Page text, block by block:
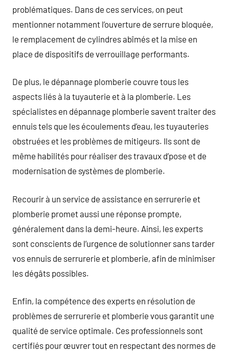
problématiques. Dans de ces services, on peut
mentionner notamment l’ouverture de serrure bloquée,
le remplacement de cylindres abîmés et la mise en
place de dispositifs de verrouillage performants.
De plus, le dépannage plomberie couvre tous les
aspects liés à la tuyauterie et à la plomberie. Les
spécialistes en dépannage plomberie savent traiter des
ennuis tels que les écoulements d’eau, les tuyauteries
obstruées et les problèmes de mitigeurs. Ils sont de
même habilités pour réaliser des travaux d’pose et de
modernisation de systèmes de plomberie.
Recourir à un service de assistance en serrurerie et
plomberie promet aussi une réponse prompte,
généralement dans la demi-heure. Ainsi, les experts
sont conscients de l’urgence de solutionner sans tarder
vos ennuis de serrurerie et plomberie, afin de minimiser
les dégâts possibles.
Enfin, la compétence des experts en résolution de
problèmes de serrurerie et plomberie vous garantit une
qualité de service optimale. Ces professionnels sont
certifiés pour œuvrer tout en respectant des normes de